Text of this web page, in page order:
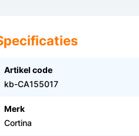
Artikel code
kb-CA155017
Merk
Cortina